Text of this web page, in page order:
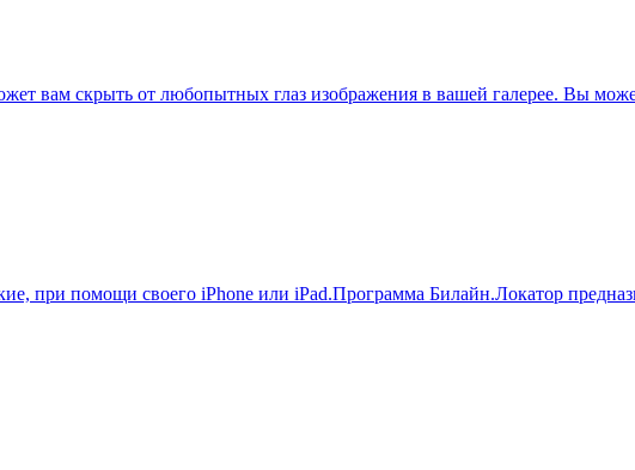
вам скрыть от любопытных глаз изображения в вашей галерее. Вы
при помощи своего iPhone или iPad.Программа Билайн.Локатор